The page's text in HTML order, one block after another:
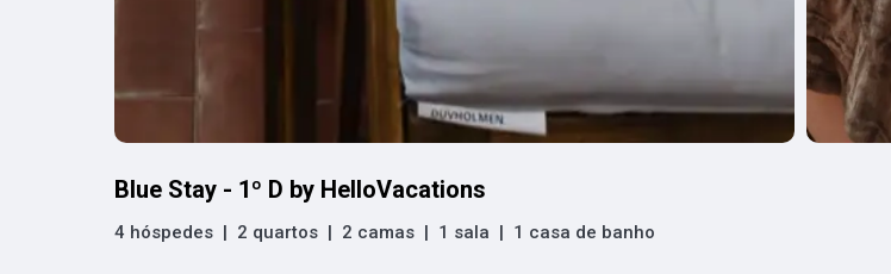
Blue Stay - 1º D by HelloVacations
4 hóspedes | 2 quartos | 2 camas | 1 sala | 1 casa de banho